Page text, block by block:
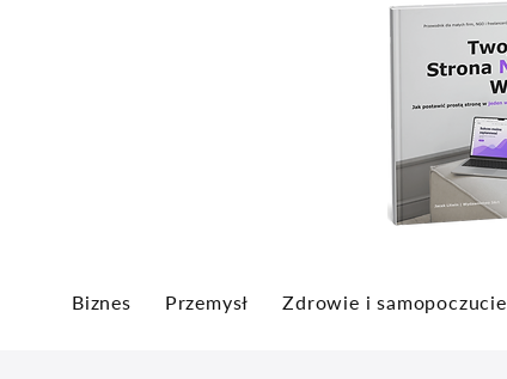
Biznes Przemysł Zdrowie i samopoczucie